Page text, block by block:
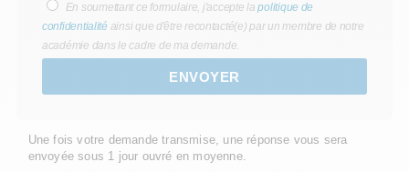
En soumettant ce formulaire, j'accepte lapolitique de
confidentialité ainsi que d'être recontacté(e) par un membre de notre
académie dans le cadre de ma demande.
ENVOYER
Une fois votre demande transmise, une réponse vous sera
envoyée sous 1 jour ouvré en moyenne.